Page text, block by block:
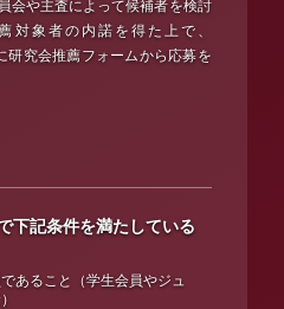
会や主査によって候補者を検討
対象者の内諾を得た上で、
研究会推薦フォームから応募を
下記条件を満たしている
あること（学生会員やジュ